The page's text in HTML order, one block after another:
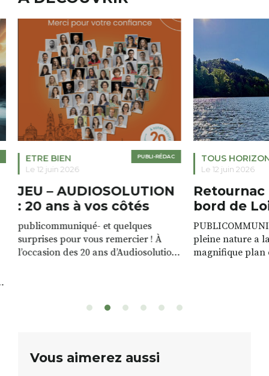
PUBLI-RÉDAC
ETRE BIEN
Le 12 juin 2026
JEU – AUDIOSOLUTION
: 20 ans à vos côtés
publicommuniqué- et quelques
surprises pour vous remercier ! À
l’occasion des 20 ans d’Audiosolution,
sont à gagner, sélectionnés auprès
12h à […]
TOUS
Le 12 juin 2026
Retournac
bord de
pleine nature a
magnifique plan
Vous aimerez aussi